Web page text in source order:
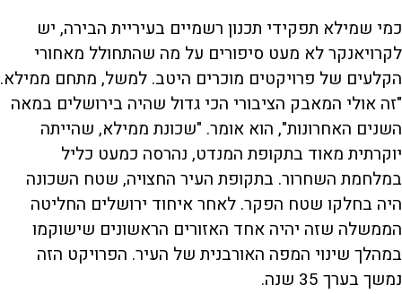
כמי שמילא תפקידי תכנון רשמיים בעיריית הבירה, יש
לקרויאנקר לא מעט סיפורים על מה שהתחולל מאחורי
הקלעים של פרויקטים מוכרים היטב. למשל, מתחם ממילא.
"זה אולי המאבק הציבורי הכי גדול שהיה בירושלים במאה
השנים האחרונות", הוא אומר. "שכונת ממילא, שהייתה
יוקרתית מאוד בתקופת המנדט, נהרסה כמעט כליל
במלחמת השחרור. בתקופת העיר החצויה, שטח השכונה
היה בחלקו שטח הפקר. לאחר איחוד ירושלים החליטה
הממשלה שזה יהיה אחד האזורים הראשונים שישוקמו
במהלך שינוי המפה האורבנית של העיר. הפרויקט הזה
נמשך בערך 35 שנה.